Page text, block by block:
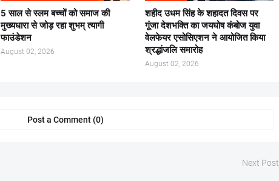
5 साल से स्लम बच्चों को समाज की
मुख्यधारा से जोड़ रहा शुभम् त्यागी
फाउंडेशन
August 02, 2026
शहीद उधम सिंह के शहादत दिवस पर
गूंजा देशभक्ति का जयघोष कंबोज युवा
वेलफेयर एसोसिएशन ने आयोजित किया
श्रद्धांजलि समारोह
August 02, 2026
Post a Comment (0)
Next Post